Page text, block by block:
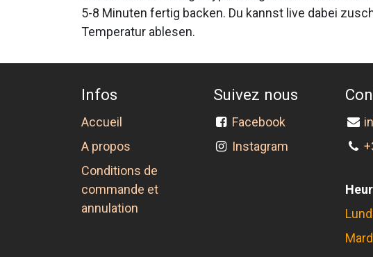
5-8 Minuten fertig backen. Du kannst live dabei
Temperatur ablesen.
Infos
Accueil
A propos
Conditions de
commande et
annulation
Suivez nous
Facebook
Instagram